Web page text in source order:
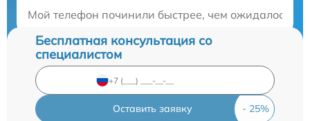
Мой телефон починили быстрее, чем ожидалось.
Бесплатная консультация со
специалистом
Оставить заявку